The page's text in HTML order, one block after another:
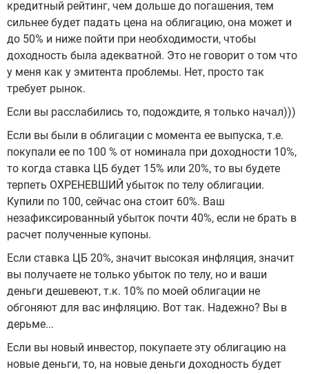
кредитный рейтинг, чем дольше до погашения, тем
сильнее будет падать цена на облигацию, она может и
до 50% и ниже пойти при необходимости, чтобы
доходность была адекватной. Это не говорит о том что
у меня как у эмитента проблемы. Нет, просто так
требует рынок.
Если вы расслабились то, подождите, я только начал)))
Если вы были в облигации с момента ее выпуска, т.е.
покупали ее по 100 % от номинала при доходности 10%,
то когда ставка ЦБ будет 15% или 20%, то вы будете
терпеть ОХРЕНЕВШИЙ убыток по телу облигации.
Купили по 100, сейчас она стоит 60%. Ваш
незафиксированный убыток почти 40%, если не брать в
расчет полученные купоны.
Если ставка ЦБ 20%, значит высокая инфляция, значит
вы получаете не только убыток по телу, но и ваши
деньги дешевеют, т.к. 10% по моей облигации не
обгоняют для вас инфляцию. Вот так. Надежно? Вы в
дерьме...
Если вы новый инвестор, покупаете эту облигацию на
новые деньги, то, на новые деньги доходность будет